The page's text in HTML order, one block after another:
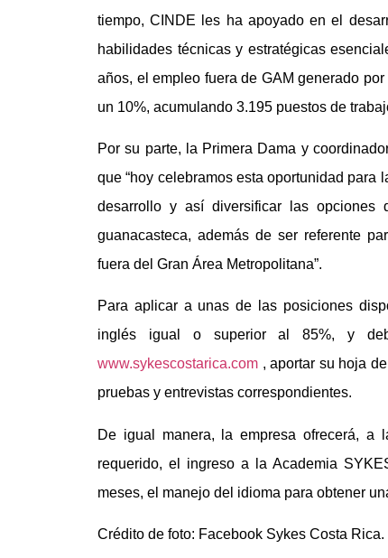
tiempo, CINDE les ha apoyado en el
habilidades técnicas y estratégicas
años, el empleo fuera de GAM generado
un 10%, acumulando 3.195 puestos de
Por su parte, la Primera Dama y
que “hoy celebramos esta oportunidad para
desarrollo y así diversificar las
guanacasteca, además de ser referente
fuera del Gran Área Metropolitana”.
Para aplicar a unas de las posiciones
inglés igual o superior al 85%, y
www.sykescostarica.com , aportar su hoja
pruebas y entrevistas correspondientes.
De igual manera, la empresa ofrecerá,
requerido, el ingreso a la Academia
meses, el manejo del idioma para obtener
Crédito de foto: Facebook Sykes Costa Rica.